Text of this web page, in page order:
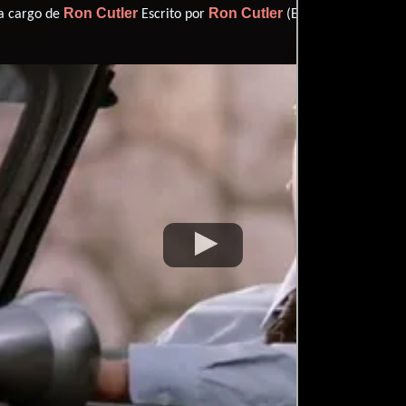
cargo de Ron Cutler Escrito por Ron Cutler (Escrito por).